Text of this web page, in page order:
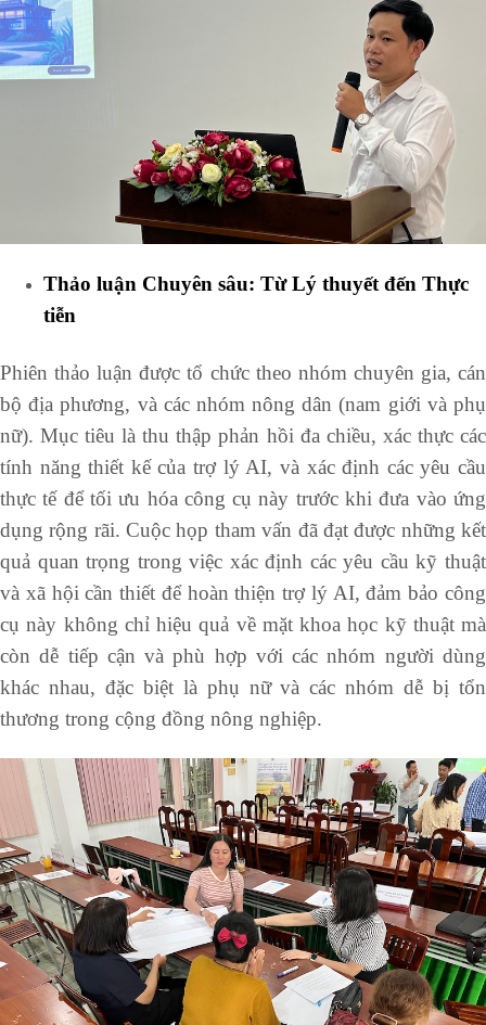
Thảo luận Chuyên sâu: Từ Lý thuyết đến Thực
tiễn
Phiên thảo luận được tổ chức theo nhóm chuyên gia, cán
bộ địa phương, và các nhóm nông dân (nam giới và phụ
nữ). Mục tiêu là thu thập phản hồi đa chiều, xác thực các
tính năng thiết kế của trợ lý AI, và xác định các yêu cầu
thực tế để tối ưu hóa công cụ này trước khi đưa vào ứng
dụng rộng rãi. Cuộc họp tham vấn đã đạt được những kết
quả quan trọng trong việc xác định các yêu cầu kỹ thuật
và xã hội cần thiết để hoàn thiện trợ lý AI, đảm bảo công
cụ này không chỉ hiệu quả về mặt khoa học kỹ thuật mà
còn dễ tiếp cận và phù hợp với các nhóm người dùng
khác nhau, đặc biệt là phụ nữ và các nhóm dễ bị tổn
thương trong cộng đồng nông nghiệp.